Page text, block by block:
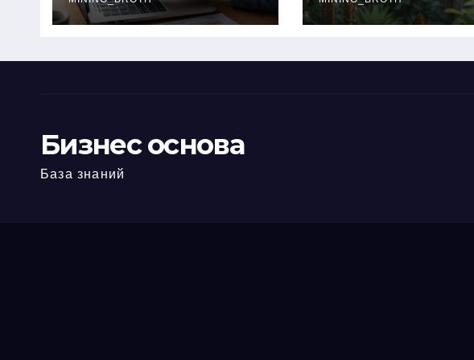
офис: порядок,
требования и
колокольчиков
Бизнес основа
База знаний